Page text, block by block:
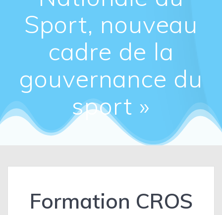
Sport, nouveau
cadre de la
gouvernance du
sport »
Formation CROS